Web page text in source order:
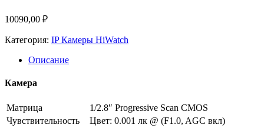
10090,00 ₽
Категория: IP Камеры HiWatch
Описание
Камера
Матрица
1/2.8″ Progressive Scan CMOS
Чувствительность
Цвет: 0.001 лк @ (F1.0, AGC вкл)